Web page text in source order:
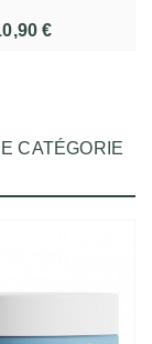
€
CATÉGORIE